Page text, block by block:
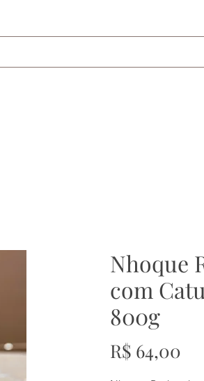
Nhoque
com
800g
R$ 64,00